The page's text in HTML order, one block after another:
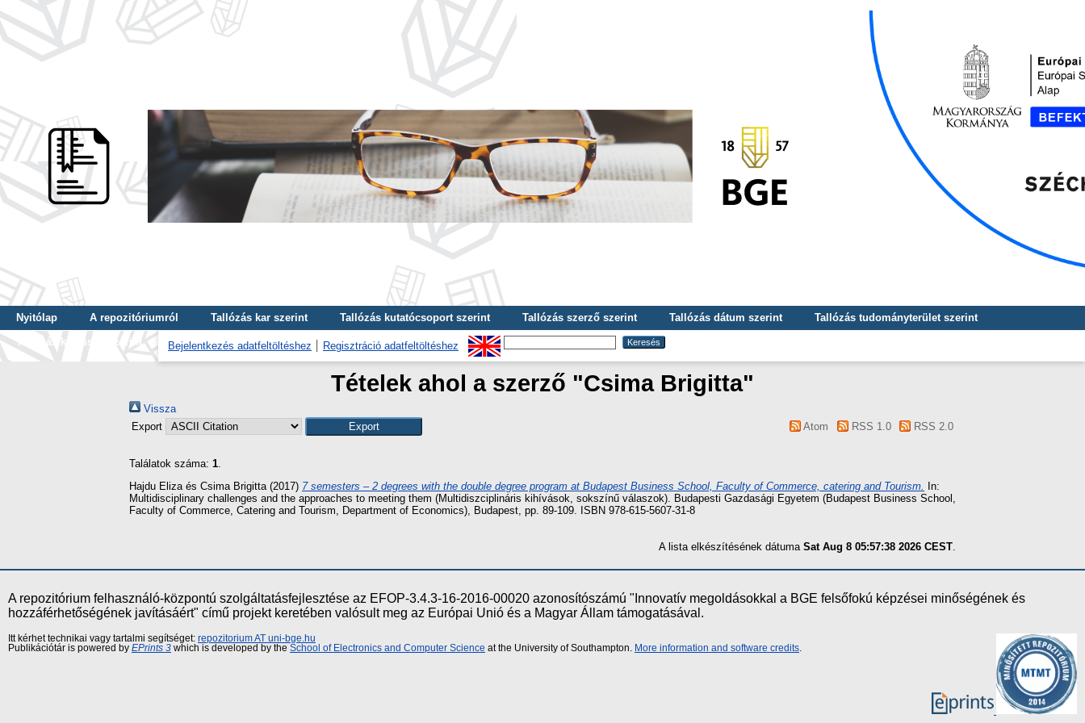
Nyitólap A repozitóriumról Tallózás kar szerint Tallózás kutatócsoport szerint Tallózás szerző szerint Tallózás dátum szerint
Tallózás tudományterület szerint
Tallózás kulcsszó szerint
Bejelentkezés adatfeltöltéshez Regisztráció adatfeltöltéshez
Tételek ahol a szerző "Csima Brigitta"
Vissza
Export
Atom RSS 1.0 RSS 2.0
Találatok száma: 1.
Hajdu Eliza és Csima Brigitta (2017) 7 semesters – 2 degrees with the double degree program at Budapest Business School, Faculty of Commerce, catering and Tourism.
In:
Multidisciplinary challenges and the approaches to meeting them (Multidiszciplináris kihívások, sokszínű válaszok). Budapesti Gazdasági Egyetem (Budapest Business School,
Faculty of Commerce, Catering and Tourism, Department of Economics), Budapest, pp. 89-109. ISBN 978-615-5607-31-8
A lista elkészítésének dátuma Sat Aug 8 05:57:38 2026 CEST
A repozitórium felhasználó-központú szolgáltatásfejlesztése az EFOP-3.4.3-16-2016-00020 azonosítószámú "Innovatív megoldásokkal a BGE felsőfokú képzései minőségének és
hozzáférhetőségének javításáért" című projekt keretében valósult meg az Európai Unió és a Magyar Állam támogatásával.
Itt kérhet technikai vagy tartalmi segítséget: repozitorium AT uni-bge.hu
Publikációtár is powered by EPrints 3 which is developed by the School of Electronics and Computer Science at the University of Southampton. More information and software credits